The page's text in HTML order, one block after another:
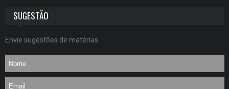
SUGESTÃO
Envie sugestões de matérias.